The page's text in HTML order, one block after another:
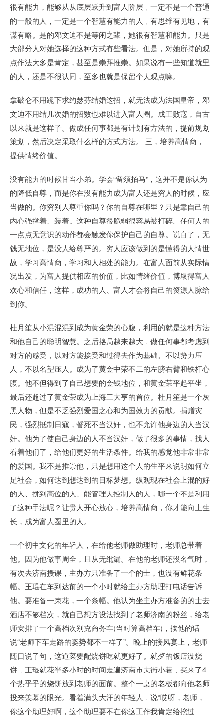
很有能力，能够从从底层跃升到富人阶层，一定不是一个普通
的一般的人，一定是一个智慧有能力的人，有思维有见地，有
谋有略。是的邓文迪不是等闲之辈，她很有智慧和能力。只是
大部分人对她选择的这种方式有些看法。但是，对她所持的观
点作法大多是肯定，甚至是崇拜推崇。如果说有一些知道就里
的人，还是不很认同，至多也就是保留个人观点嘛。
拿破仑不用跪下求约瑟芬结婚这招，就无法成为法国皇帝，邓
文迪不用结几次婚的招数也难以进入富人圈。成王败寇，自古
以来就是这样子。做成任何事都是有计划有方法的，提前规划
策划，然后决定采取什么样的方式方法。 三，培养高情商，
提供情绪价值。
没有能力的时候甘当小弟。学会“留须拍马”，这并不是你认为
的降低自尊，而是你在没有能力成为富人还是穷人的时候，应
当做的。你穷别人尊重你吗？你的自尊在哪里？只是靠自己的
内心强撑着、装着。这种自尊很脆弱很容易被打碎。任何人的
一点点无意识的动作都会触发你保护自己的自尊。说白了，无
钱无地位，是没人给尊严的。穷人应该做到的是懂得的人情世
故，学习高情商，学习和人相处的能力。在富人面前从实际情
况出发，为富人提供相应的价值，比如情绪价值，博取得富人
欢心和信任，这样，成功的人、富人才会将自己的资源人脉给
到你。
杜月笙从小混混混到成为黄金荣的心腹，利用的就是这种方法
和他自己的聪明智慧。之后挌局越来越大，做任何事都考虑到
对方的感受，以对方能接受和过得去作为基础。不以势力压
人，不以名望压人。成为了黄金中荣不二的左膀右臂和铁杆心
腹。他不但得到了自己想要的金钱地位，和黄金荣平起平坐，
最后还超过了黄金荣成为上海三大亨的首位。杜月笙是一个灰
黑人物，但是不乏强烈爱国之心和为国效力的贡献。捐赠灾
民，强烈抵制日寇，誓死不当汉奸，也不允许他身边的人当汉
奸。他为了使自己身边的人不当汉奸，做了很多的事情，找人
看着他们了，给他们更好的生活条件。给我的感觉他非常非常
的爱国。我不是推崇他，只是想用这个人的生平来说明如何立
足社会，如何达到想达到的目标梦想。纵观现在社会上混的好
的人、拼到高位的人、能管理人控制人的人，哪一个不是利用
了这种手法呢？让贵人开心放心，培养高情商，你才能向上生
长，成为富人圈里的人。
一个初中文化的年轻人，在给他老师做助理时，老师总带着
他。因为他做事周全，且从无纰漏。在他的老师还没名气时，
有次去济南授课，主办方只准备了一个的士，也没有鲜花条
幅。王琨在车到达前的一个小时就给主办方助理打电话告诉
他。要准备一束花，一个条幅。他认为坐主办方准备的的士去
酒店不够档次，就自己想方设法找到了老师济南的粉丝，给老
师安排了一个高档次别克商务车(当时算高档车)，按他的话
说“老师下车走路的姿势都不一样了”。晚上的接风宴上，老师
随口说了句，这道菜要配烧饼吃就更好了。就歺的饭店没烧
饼，王琨就花半多小时的时间走遍济南市大街小巷，买来了4
个热乎乎的烧饼放到老师的面前。整个一桌的老板都向他老师
投来羡慕的眼光。看着满头大汗的年轻人，说“哎呀，老师，
你这个助理好啊，这个助理要不在你这工作我肯定给挖过